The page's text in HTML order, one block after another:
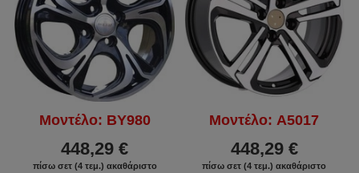
Μοντέλο: BY980
448,29 €
πίσω σετ (4 τεμ.) ακαθάριστο
Μοντέλο: A5017
448,29 €
πίσω σετ (4 τεμ.) ακαθάριστο